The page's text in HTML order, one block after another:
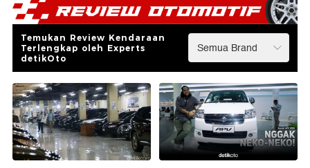
Temukan Review Kendaraan
Terlengkap oleh Experts
detikOto